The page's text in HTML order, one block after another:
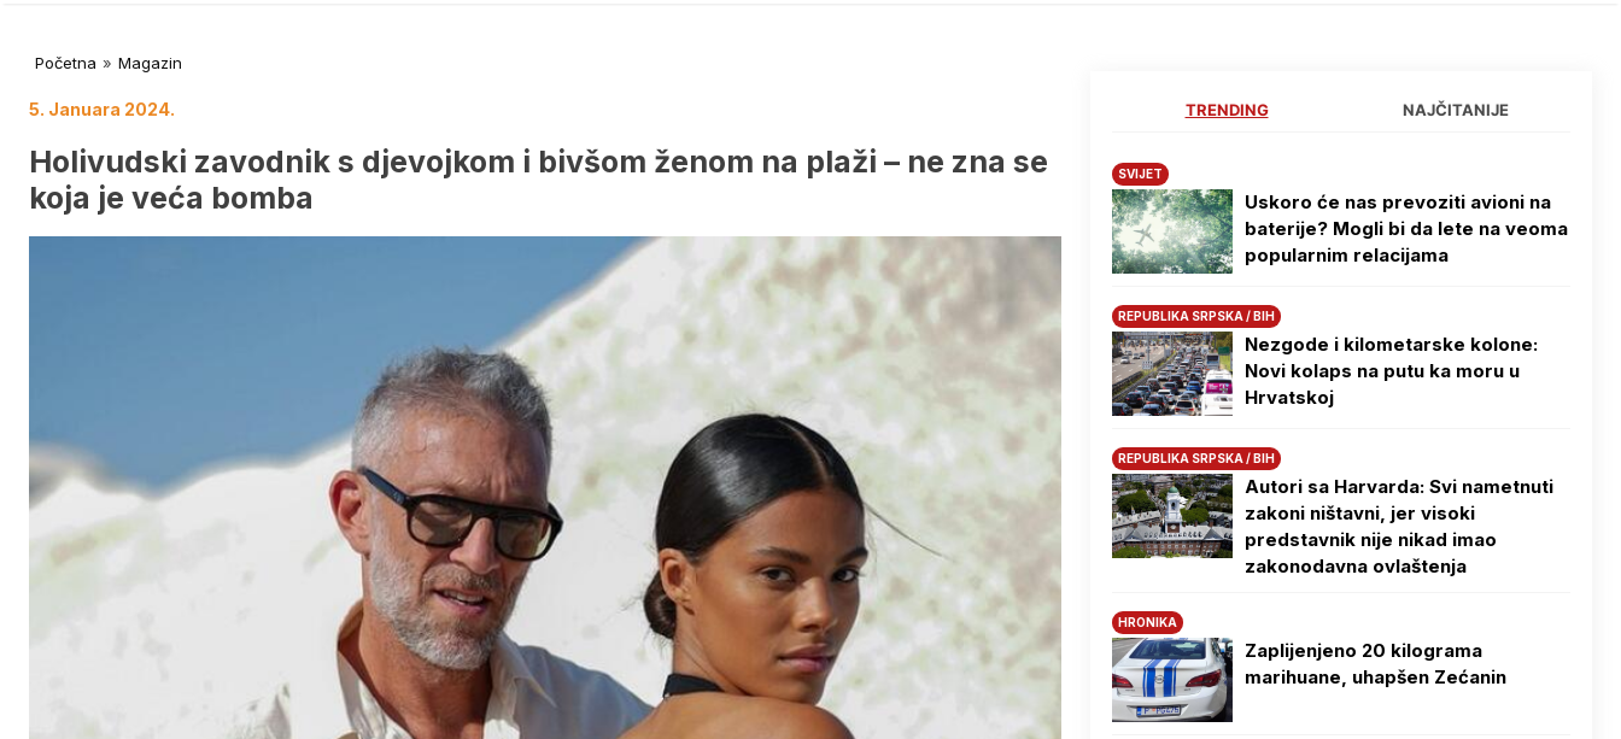
Početna » Magazin
5. Januara 2024.
Holivudski zavodnik s djevojkom i bivšom ženom na plaži – ne zna se
koja je veća bomba
TRENDING NAJČITANIJE
SVIJET
Uskoro će nas prevoziti avioni na
baterije? Mogli bi da lete na veoma
popularnim relacijama
REPUBLIKA SRPSKA / BIH
Nezgode i kilometarske kolone:
Novi kolaps na putu ka moru u
Hrvatskoj
REPUBLIKA SRPSKA / BIH
Autori sa Harvarda: Svi nametnuti
zakoni ništavni, jer visoki
predstavnik nije nikad imao
zakonodavna ovlaštenja
HRONIKA
Zaplijenjeno 20 kilograma
marihuane, uhapšen Zećanin